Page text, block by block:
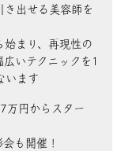
き出せる美容師を
始まり、再現性の
いテクニックを1
います
万円からスター
も開催！